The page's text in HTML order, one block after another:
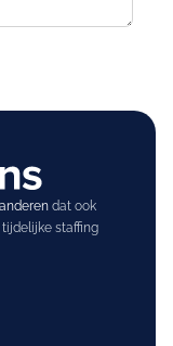
dat ook
staffing